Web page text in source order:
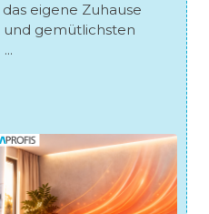
eigene Zuhause
gemütlichsten